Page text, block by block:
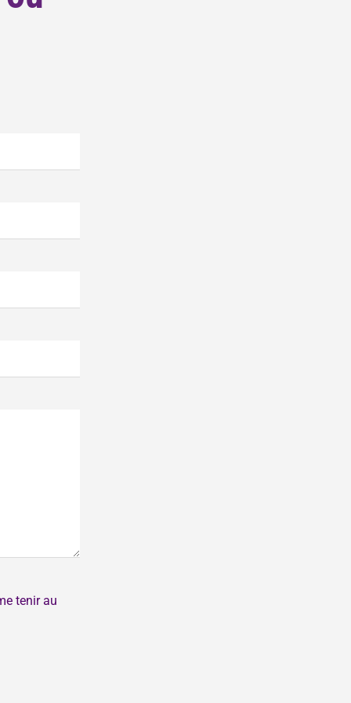
tenir au